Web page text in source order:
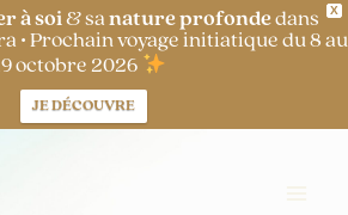
X
à soi& sanature profondedans
• Prochain voyage initiatique du 8 au
octobre 2026
JE DÉCOUVRE